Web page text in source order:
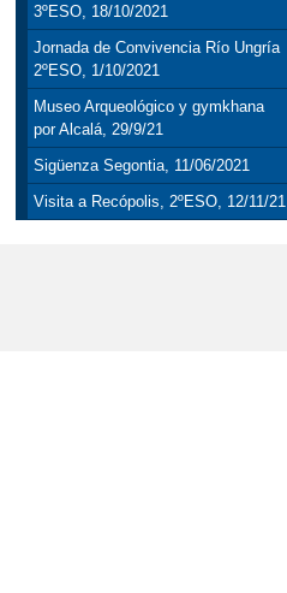
3ºESO, 18/10/2021
Jornada de Convivencia Río Ungría
2ºESO, 1/10/2021
Museo Arqueológico y gymkhana
por Alcalá, 29/9/21
Sigüenza Segontia, 11/06/2021
Visita a Recópolis, 2ºESO, 12/11/21